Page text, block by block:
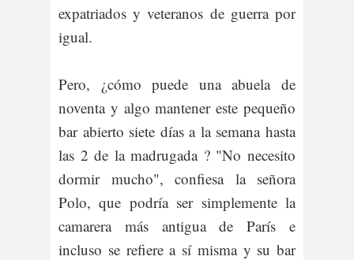
expatriados y veteranos de guerra por
igual.
Pero, ¿cómo puede una abuela de
noventa y algo mantener este pequeño
bar abierto siete días a la semana hasta
las 2 de la madrugada ? "No necesito
dormir mucho", confiesa la señora
Polo, que podría ser simplemente la
camarera más antigua de París e
incluso se refiere a sí misma y su bar